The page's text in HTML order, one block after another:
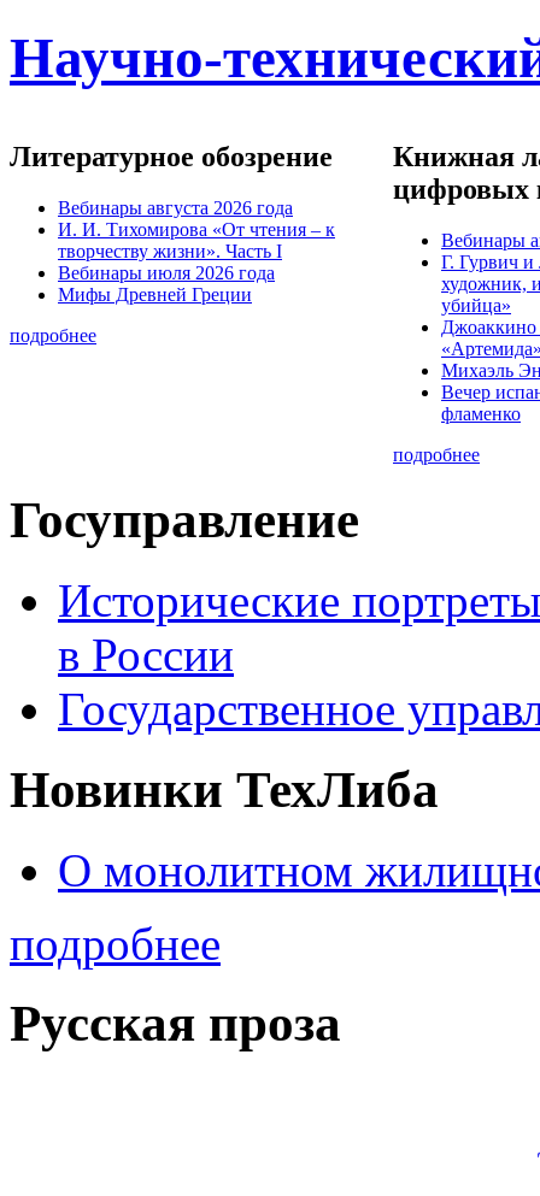
Научно-
Литературное обозрение
Вебинары августа 2026 года
И. И. Тихомирова «От чтения – к
творчеству жизни». Часть I
Вебинары июля 2026 года
Мифы Древней Греции
подробнее
Книжная
цифровых
Вебинары
Г. Гурвич
художник,
убийца»
Михаэль
Вечер
фламенко
подробнее
Госуправление
Исторические
в России
Государственное
Новинки ТехЛиба
О монолитном
подробнее
Русская проза